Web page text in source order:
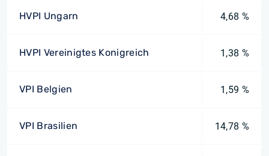
HVPI Ungarn 4,68 %
HVPI Vereinigtes Konigreich 1,38 %
VPI Belgien 1,59 %
VPI Brasilien 14,78 %